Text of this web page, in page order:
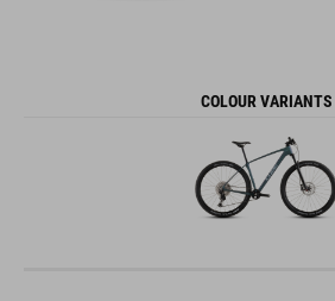
COLOUR VARIANTS